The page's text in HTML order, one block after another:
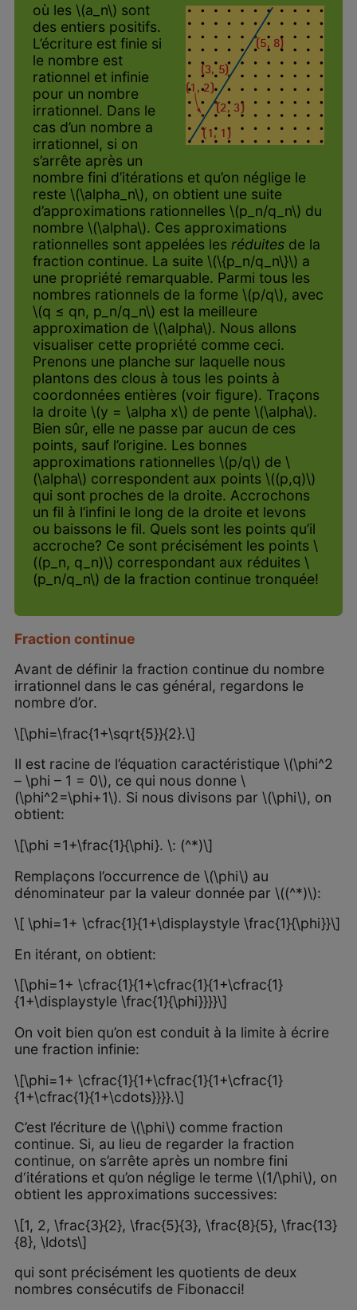
où les \(a_n\) sont
des entiers positifs.
L’écriture est finie si
le nombre est
rationnel et infinie
pour un nombre
irrationnel. Dans le
cas d’un nombre a
irrationnel, si on
s’arrête après un
nombre fini d’itérations et qu’on néglige le
reste \(\alpha_n\), on obtient une suite
d’approximations rationnelles \(p_n/q_n\) du
nombre \(\alpha\). Ces approximations
rationnelles sont appelées les réduitesde la
fraction continue. La suite \(\{p_n/q_n\}\) a
une propriété remarquable. Parmi tous les
nombres rationnels de la forme \(p/q\), avec
\(q ≤ qn, p_n/q_n\) est la meilleure
approximation de \(\alpha\). Nous allons
visualiser cette propriété comme ceci.
Prenons une planche sur laquelle nous
plantons des clous à tous les points à
coordonnées entières (voir figure). Traçons
la droite \(y = \alpha x\) de pente \(\alpha\).
Bien sûr, elle ne passe par aucun de ces
points, sauf l’origine. Les bonnes
approximations rationnelles \(p/q\) de \
(\alpha\) correspondent aux points \((p,q)\)
qui sont proches de la droite. Accrochons
un fil à l’infini le long de la droite et levons
ou baissons le fil. Quels sont les points qu’il
accroche? Ce sont précisément les points \
((p_n, q_n)\) correspondant aux réduites \
(p_n/q_n\) de la fraction continue tronquée!
Fraction continue
Avant de définir la fraction continue du nombre
irrationnel dans le cas général, regardons le
nombre d’or.
\[\phi=\frac{1+\sqrt{5}}{2}.\]
Il est racine de l’équation caractéristique \(\phi^2
– \phi – 1 = 0\), ce qui nous donne \
(\phi^2=\phi+1\). Si nous divisons par \(\phi\), on
obtient:
\[\phi =1+\frac{1}{\phi}. \: (^*)\]
Remplaçons l’occurrence de \(\phi\) au
dénominateur par la valeur donnée par \((^*)\):
\[ \phi=1+ \cfrac{1}{1+\displaystyle \frac{1}{\phi}}\]
En itérant, on obtient:
\[\phi=1+ \cfrac{1}{1+\cfrac{1}{1+\cfrac{1}
{1+\displaystyle \frac{1}{\phi}}}}\]
On voit bien qu’on est conduit à la limite à écrire
une fraction infinie:
\[\phi=1+ \cfrac{1}{1+\cfrac{1}{1+\cfrac{1}
{1+\cfrac{1}{1+\cdots}}}}.\]
C’est l’écriture de \(\phi\) comme fraction
continue. Si, au lieu de regarder la fraction
continue, on s’arrête après un nombre fini
d‘itérations et qu’on néglige le terme \(1/\phi\), on
obtient les approximations successives:
\[1, 2, \frac{3}{2}, \frac{5}{3}, \frac{8}{5}, \frac{13}
{8}, \ldots\]
qui sont précisément les quotients de deux
nombres consécutifs de Fibonacci!